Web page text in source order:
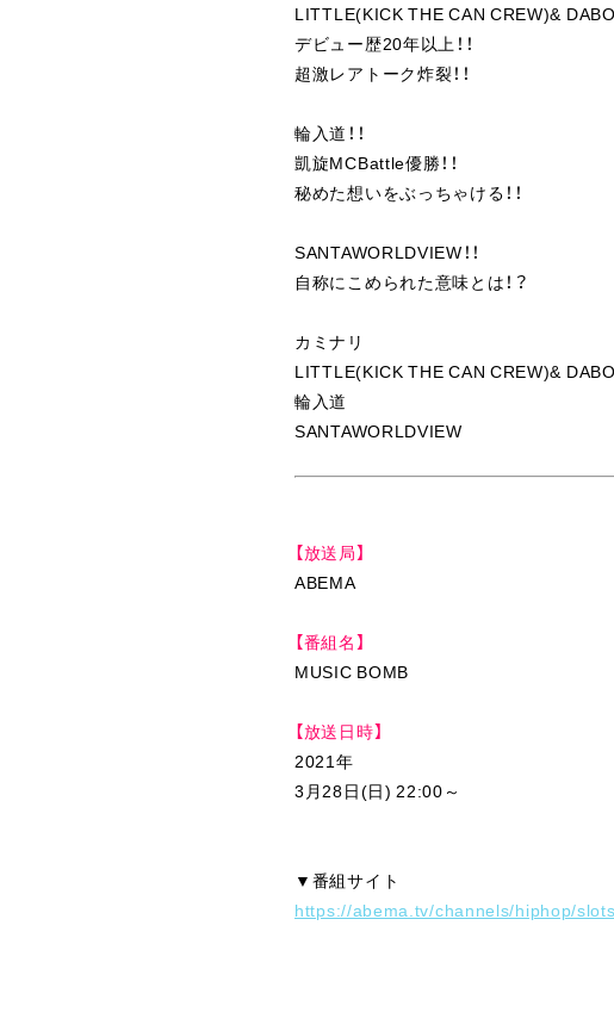
LITTLE(KICK THE CAN CREW)& DABO
デビュー歴20年以上！！
超激レアトーク炸裂！！
輪入道！！
凱旋MCBattle優勝！！
秘めた想いをぶっちゃける！！
SANTAWORLDVIEW！！
自称にこめられた意味とは！？
カミナリ
LITTLE(KICK THE CAN CREW)& DABO
輪入道
SANTAWORLDVIEW
【放送局】
ABEMA
【番組名】
MUSIC BOMB
【放送日時】
2021年
3月28日(日) 22:00～
▼番組サイト
https://abema.tv/channels/hiphop/